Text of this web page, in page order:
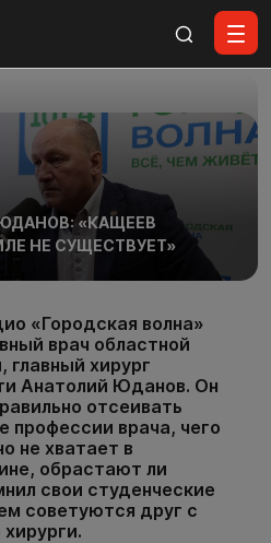
«КАЩЕЕВ
НЕ СУЩЕСТВУЕТ»
«Городская волна»
врач областной
главный хирург
Анатолий Юданов. Он
отсеивать
профессии врача, чего
не хватает в
обрастают ли
свои студенческие
советуются друг с